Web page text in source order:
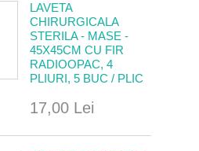
LAVETA
CHIRURGICALA
STERILA - MASE -
45X45CM CU FIR
RADIOOPAC, 4
PLIURI, 5 BUC / PLIC
17,00 Lei